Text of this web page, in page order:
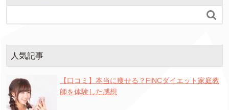

人気記事
【口コミ】本当に痩せる？FiNCダイエット家庭教
師を体験した感想